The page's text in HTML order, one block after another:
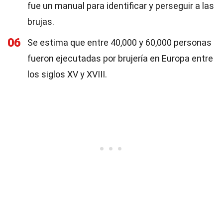
fue un manual para identificar y perseguir a las
brujas.
06
Se estima que entre 40,000 y 60,000 personas
fueron ejecutadas por brujería en Europa entre
los siglos XV y XVIII.